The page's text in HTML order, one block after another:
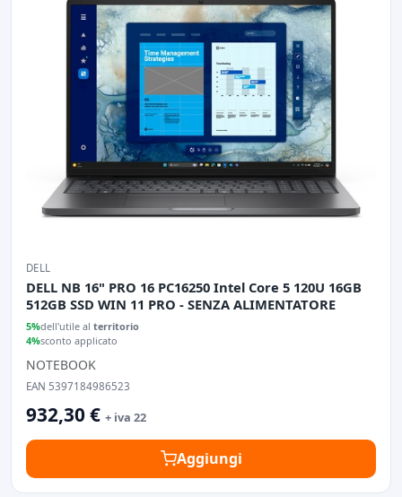
DELL
DELL NB 16" PRO 16 PC16250 Intel Core 5 120U 16GB
512GB SSD WIN 11 PRO - SENZA ALIMENTATORE
5%dell'utile al territorio
4%sconto applicato
NOTEBOOK
EAN 5397184986523
932,30 € + iva 22
Aggiungi